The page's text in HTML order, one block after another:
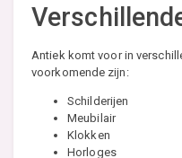
Antiek komt voor in
voorkomende zijn:
Schilderijen
Meubilair
Klokken
Horloges